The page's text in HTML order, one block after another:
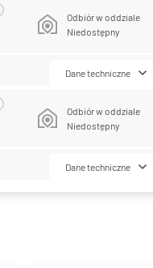
Odbiór w oddziale
Niedostępny
Dane techniczne
Odbiór w oddziale
Niedostępny
Dane techniczne